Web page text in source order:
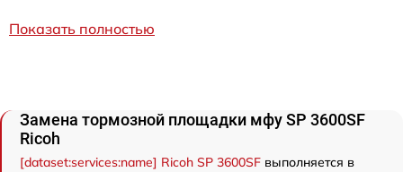
Показать полностью
Замена тормозной площадки мфу SP 3600SF
Ricoh
[dataset:services:name] Ricoh SP 3600SF выполняется в